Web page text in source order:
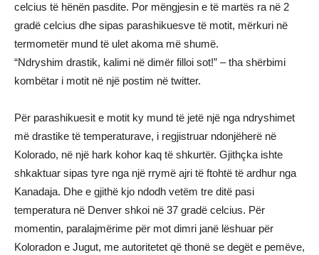
celcius të hënën pasdite. Por mëngjesin e të martës ra në 2
gradë celcius dhe sipas parashikuesve të motit, mërkuri në
termometër mund të ulet akoma më shumë.
“Ndryshim drastik, kalimi në dimër filloi sot!” – tha shërbimi
kombëtar i motit në një postim në twitter.
Për parashikuesit e motit ky mund të jetë një nga ndryshimet
më drastike të temperaturave, i regjistruar ndonjëherë në
Kolorado, në një hark kohor kaq të shkurtër. Gjithçka ishte
shkaktuar sipas tyre nga një rrymë ajri të ftohtë të ardhur nga
Kanadaja. Dhe e gjithë kjo ndodh vetëm tre ditë pasi
temperatura në Denver shkoi në 37 gradë celcius. Për
momentin, paralajmërime për mot dimri janë lëshuar për
Koloradon e Jugut, me autoritetet që thonë se degët e pemëve,